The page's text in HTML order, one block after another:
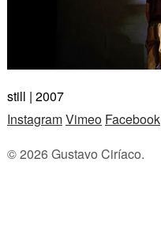
still | 2007
InstagramVimeo Facebook
© 2026 Gustavo Ciríaco.